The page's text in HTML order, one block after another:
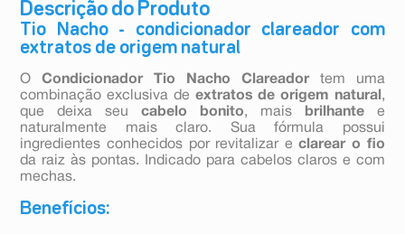
Descrição do Produto
Tio Nacho - condicionador clareador com
extratos de origem natural
OCondicionador Tio Nacho Clareadortem uma
combinação exclusiva de extratos de origem natural ,
que deixa seucabelo bonito, mais brilhante e
naturalmente mais claro. Sua fórmula possui
ingredientes conhecidos por revitalizar e clarear o fio
da raiz às pontas. Indicado para cabelos claros e com
mechas.
Benefícios: